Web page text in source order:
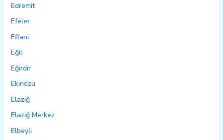
Edremit
Efeler
Eflani
Eğil
Eğirdir
Ekinözü
Elazığ
Elazığ Merkez
Elbeyli